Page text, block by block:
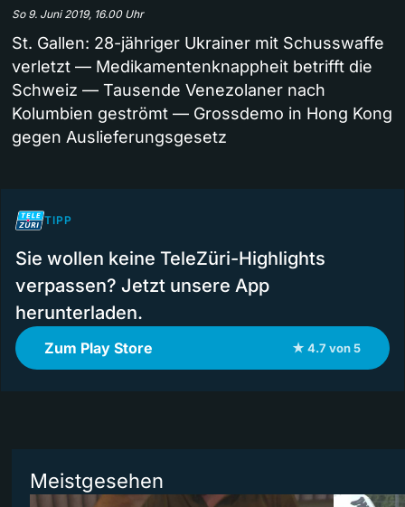
So 9. Juni 2019, 16.00 Uhr
St. Gallen: 28-jähriger Ukrainer mit Schusswaffe
verletzt — Medikamentenknappheit betrifft die
Schweiz — Tausende Venezolaner nach
Kolumbien geströmt — Grossdemo in Hong Kong
gegen Auslieferungsgesetz
TIPP
Sie wollen keine TeleZüri-Highlights
verpassen? Jetzt unsere App
herunterladen.
Zum Play Store ★ 4.7 von 5
Meistgesehen